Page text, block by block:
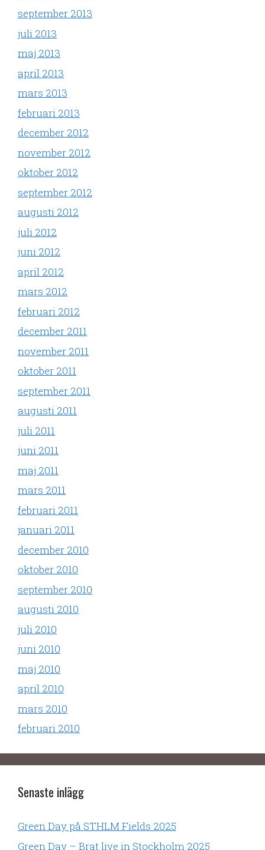
september 2013
juli 2013
maj 2013
april 2013
mars 2013
februari 2013
december 2012
november 2012
oktober 2012
september 2012
augusti 2012
juli 2012
juni 2012
april 2012
mars 2012
februari 2012
december 2011
november 2011
oktober 2011
september 2011
augusti 2011
juli 2011
juni 2011
maj 2011
mars 2011
februari 2011
januari 2011
december 2010
oktober 2010
september 2010
augusti 2010
juli 2010
juni 2010
maj 2010
april 2010
mars 2010
februari 2010
Senaste inlägg
Green Day på STHLM Fields 2025
Green Day – Brat live in Stockholm 2025